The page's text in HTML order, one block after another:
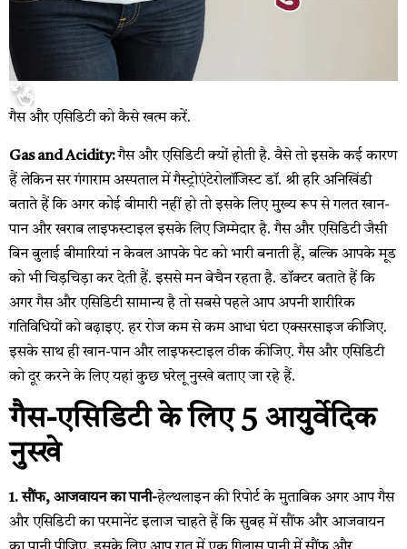
गैस और एसिडिटी को कैसे खत्म करें.
Gas and Acidity:गैस और एसिडिटी क्यों होती है. वैसे तो इसके कई कारण
हैं लेकिन सर गंगाराम अस्पताल में गैस्ट्रोएंटेरोलॉजिस्ट डॉ. श्री हरि अनिखिंडी
बताते हैं कि अगर कोई बीमारी नहीं हो तो इसके लिए मुख्य रूप से गलत खान-
पान और खराब लाइफस्टाइल इसके लिए जिम्मेदार है. गैस और एसिडिटी जैसी
बिन बुलाई बीमारियां न केवल आपके पेट को भारी बनाती हैं, बल्कि आपके मूड
को भी चिड़चिड़ा कर देती हैं. इससे मन बेचैन रहता है. डॉक्टर बताते हैं कि
अगर गैस और एसिडिटी सामान्य है तो सबसे पहले आप अपनी शारीरिक
गतिविधियों को बढ़ाइए. हर रोज कम से कम आधा घंटा एक्सरसाइज कीजिए.
इसके साथ ही खान-पान और लाइफस्टाइल ठीक कीजिए. गैस और एसिडिटी
को दूर करने के लिए यहां कुछ घरेलू नुस्खे बताए जा रहे हैं.
गैस-एसिडिटी के लिए 5 आयुर्वेदिक
नुस्खे
1. सौंफ, आजवायन का पानी-हेल्थलाइन की रिपोर्ट के मुताबिक अगर आप गैस
और एसिडिटी का परमानेंट इलाज चाहते हैं कि सुबह में सौंफ और आजवायन